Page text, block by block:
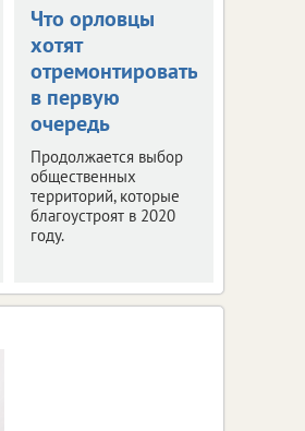
Что орловцы
хотят
отремонтировать
в первую
очередь
Продолжается выбор
общественных
территорий, которые
благоустроят в 2020
году.